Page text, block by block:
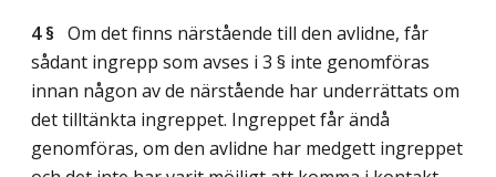
4 § Om det finns närstående till den avlidne, får
sådant ingrepp som avses i 3 § inte genomföras
innan någon av de närstående har underrättats om
det tilltänkta ingreppet. Ingreppet får ändå
genomföras, om den avlidne har medgett ingreppet